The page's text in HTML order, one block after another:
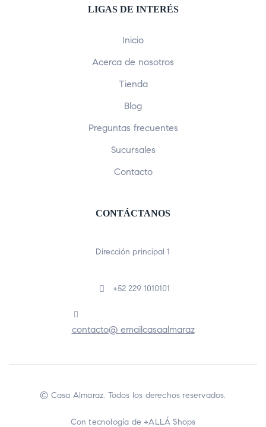
LIGAS DE INTERÉS
Inicio
Acerca de nosotros
Tienda
Blog
Preguntas frecuentes
Sucursales
Contacto
CONTÁCTANOS
Dirección principal 1
+52 229 1010101
contacto@ emailcasaalmaraz
© Casa Almaraz. Todos los derechos reservados.
Con tecnología de+ALLÁ Shops